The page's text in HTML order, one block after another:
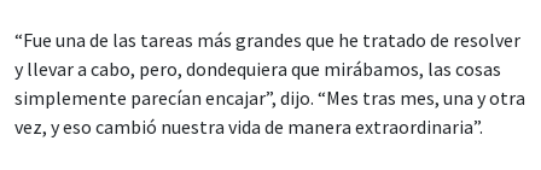
“Fue una de las tareas más grandes que he tratado de resolver
y llevar a cabo, pero, dondequiera que mirábamos, las cosas
simplemente parecían encajar”, dijo. “Mes tras mes, una y otra
vez, y eso cambió nuestra vida de manera extraordinaria”.